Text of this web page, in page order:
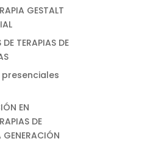
GESTALT
DE TERAPIAS DE
EN
DE
GENERACIÓN